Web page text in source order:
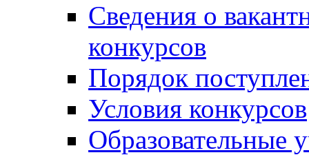
Сведения о
конкурсов
Порядок
Условия конкурсов
Образовательные